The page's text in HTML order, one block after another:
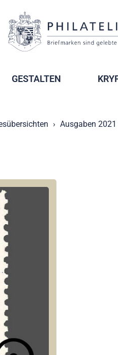
GESTALTEN
Ausgaben 2021